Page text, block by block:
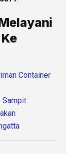
Container
Sampit